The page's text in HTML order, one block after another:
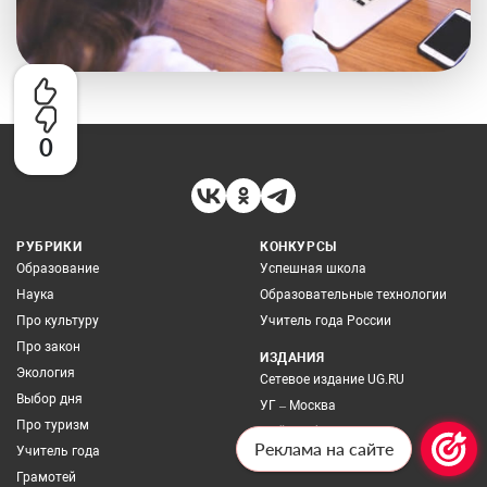
0
РУБРИКИ
Образование
Наука
Про культуру
Про закон
Экология
Выбор дня
Про туризм
Учитель года
Грамотей
КОНКУРСЫ
Успешная школа
Образовательные технологии
Учитель года России
ИЗДАНИЯ
Сетевое издание UG.RU
УГ – Москва
Мой профсоюз
Архив номеров
Реклама на сайте